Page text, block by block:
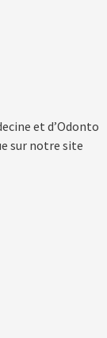
et d’Odonto
sur notre site